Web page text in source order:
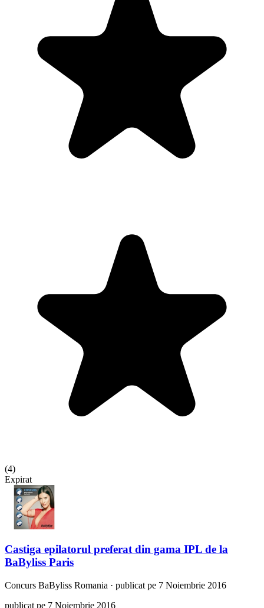
(4)
Expirat
Castiga epilatorul preferat din gama IPL de la
BaByliss Paris
Concurs BaByliss Romania · publicat pe 7 Noiembrie 2016
publicat pe 7 Noiembrie 2016